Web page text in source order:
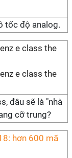
tốc độ analog.
đâu sẽ là "nhà
cỡ trung?
hơn 600 mã